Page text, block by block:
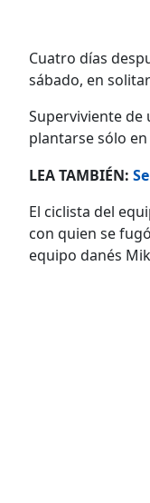
Cuatro días
sábado, en
Superviviente de
plantarse sólo
LEA TAMBIÉN:
El ciclista del
con quien se
equipo danés